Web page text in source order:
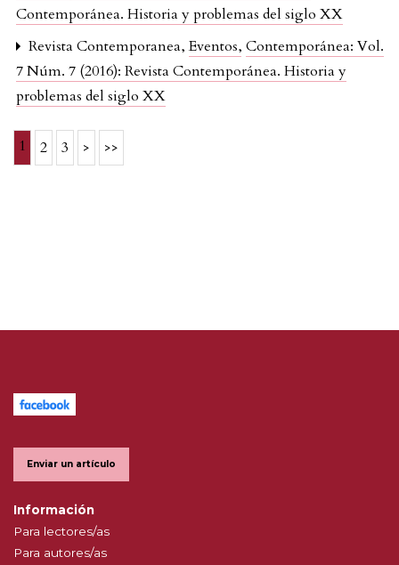
Contemporánea. Historia y problemas del siglo XX
Revista Contemporanea,Eventos, Contemporánea: Vol.
7 Núm. 7 (2016): Revista Contemporánea. Historia y
problemas del siglo XX
1 2 3 > >>
Enviar un artículo
Información
Para lectores/as
Para autores/as